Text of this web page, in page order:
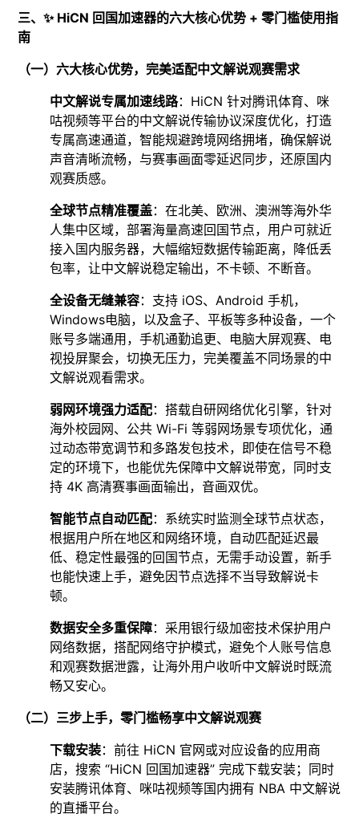
三、✨ HiCN 回国加速器的六大核心优势 + 零门槛使用指
南​
（一）六大核心优势，完美适配中文解说观赛需求​
中文解说专属加速线路：HiCN 针对腾讯体育、咪
咕视频等平台的中文解说传输协议深度优化，打造
专属高速通道，智能规避跨境网络拥堵，确保解说
声音清晰流畅，与赛事画面零延迟同步，还原国内
观赛质感。​
全球节点精准覆盖：在北美、欧洲、澳洲等海外华
人集中区域，部署海量高速回国节点，用户可就近
接入国内服务器，大幅缩短数据传输距离，降低丢
包率，让中文解说稳定输出，不卡顿、不断音。​
全设备无缝兼容：支持 iOS、Android 手机，
Windows电脑，以及盒子、平板等多种设备，一个
账号多端通用，手机通勤追更、电脑大屏观赛、电
视投屏聚会，切换无压力，完美覆盖不同场景的中
文解说观看需求。​
弱网环境强力适配：搭载自研网络优化引擎，针对
海外校园网、公共 Wi-Fi 等弱网场景专项优化，通
过动态带宽调节和多路发包技术，即使在信号不稳
定的环境下，也能优先保障中文解说带宽，同时支
持 4K 高清赛事画面输出，音画双优。​
智能节点自动匹配：系统实时监测全球节点状态，
根据用户所在地区和网络环境，自动匹配延迟最
低、稳定性最强的回国节点，无需手动设置，新手
也能快速上手，避免因节点选择不当导致解说卡
顿。​
数据安全多重保障：采用银行级加密技术保护用户
网络数据，搭配网络守护模式，避免个人账号信息
和观赛数据泄露，让海外用户收听中文解说时既流
畅又安心。​
（二）三步上手，零门槛畅享中文解说观赛​
下载安装：前往 HiCN 官网或对应设备的应用商
店，搜索 “HiCN 回国加速器” 完成下载安装；同时
安装腾讯体育、咪咕视频等国内拥有 NBA 中文解说
的直播平台。​